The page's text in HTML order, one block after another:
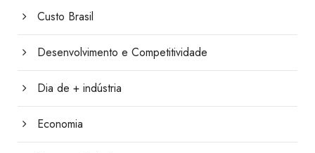
Custo Brasil
Desenvolvimento e Competitividade
Dia de + indústria
Economia